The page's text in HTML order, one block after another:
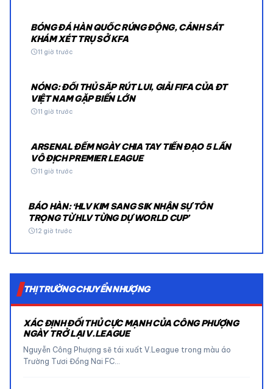
BÓNG ĐÁ HÀN QUỐC RÚNG ĐỘNG, CẢNH SÁT
KHÁM XÉT TRỤ SỞ KFA
schedule11 giờ trước
NÓNG: ĐỐI THỦ SẮP RÚT LUI, GIẢI FIFA CỦA ĐT
VIỆT NAM GẶP BIẾN LỚN
schedule11 giờ trước
ARSENAL ĐẾM NGÀY CHIA TAY TIỀN ĐẠO 5 LẦN
VÔ ĐỊCH PREMIER LEAGUE
schedule11 giờ trước
BÁO HÀN: ‘HLV KIM SANG SIK NHẬN SỰ TÔN
TRỌNG TỪ HLV TỪNG DỰ WORLD CUP’
schedule12 giờ trước
THỊ TRƯỜNG CHUYỂN NHƯỢNG
XÁC ĐỊNH ĐỐI THỦ CỰC MẠNH CỦA CÔNG PHƯỢNG
NGÀY TRỞ LẠI V.LEAGUE
Nguyễn Công Phượng sẽ tái xuất V.League trong màu áo
Trường Tươi Đồng Nai FC…